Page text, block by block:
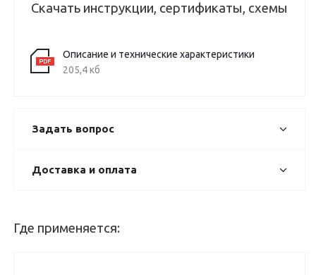
Скачать инструкции, сертификаты, схемы
Описание и технические характеристики
205,4 кб
Задать вопрос
Доставка и оплата
Где применяется: